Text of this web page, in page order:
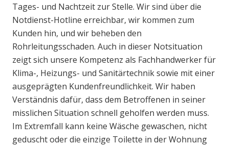
Tages- und Nachtzeit zur Stelle. Wir sind über die
Notdienst-Hotline erreichbar, wir kommen zum
Kunden hin, und wir beheben den
Rohrleitungsschaden. Auch in dieser Notsituation
zeigt sich unsere Kompetenz als Fachhandwerker für
Klima-, Heizungs- und Sanitärtechnik sowie mit einer
ausgeprägten Kundenfreundlichkeit. Wir haben
Verständnis dafür, dass dem Betroffenen in seiner
misslichen Situation schnell geholfen werden muss.
Im Extremfall kann keine Wäsche gewaschen, nicht
geduscht oder die einzige Toilette in der Wohnung